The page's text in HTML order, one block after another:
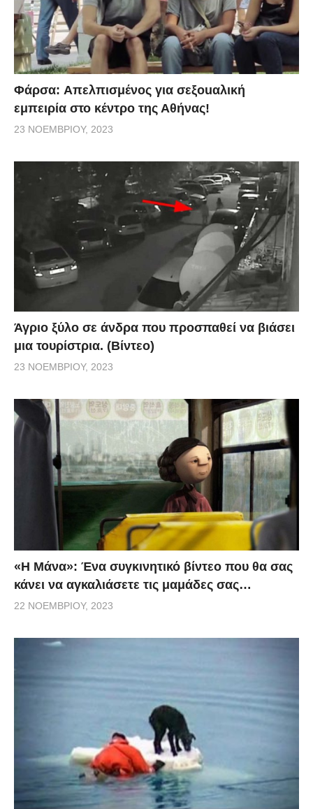
Φάρσα: Aπελπισμένος για σεξοuαλική
εμπειρία στο κέντρο της Αθήνας!
23 ΝΟΕΜΒΡΊΟΥ, 2023
Άγριο ξύλο σε άνδρα που προσπαθεί να βιάσει
μια τουρίστρια. (Βίντεο)
23 ΝΟΕΜΒΡΊΟΥ, 2023
«H Μάνα»: Ένα συγκινητικό βίντεο που θα σας
κάνει να αγκαλιάσετε τις μαμάδες σας…
22 ΝΟΕΜΒΡΊΟΥ, 2023